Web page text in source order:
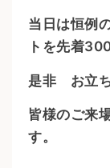
当日は恒例
トを先着
是非 お立ち
皆様のご来
す。